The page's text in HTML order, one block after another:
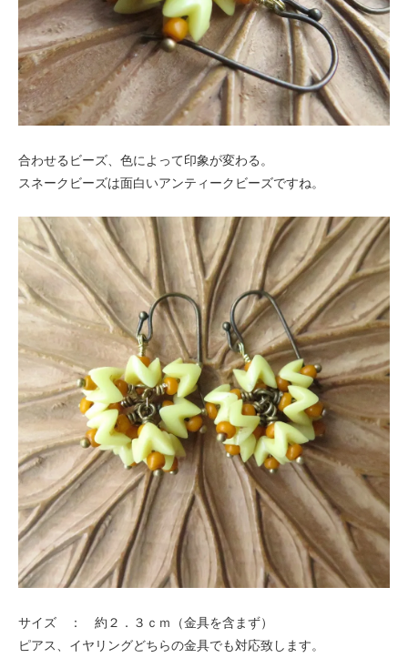
合わせるビーズ、色によって印象が変わる。
スネークビーズは面白いアンティークビーズですね。
サイズ ： 約２．３ｃｍ（金具を含まず）
ピアス、イヤリングどちらの金具でも対応致します。